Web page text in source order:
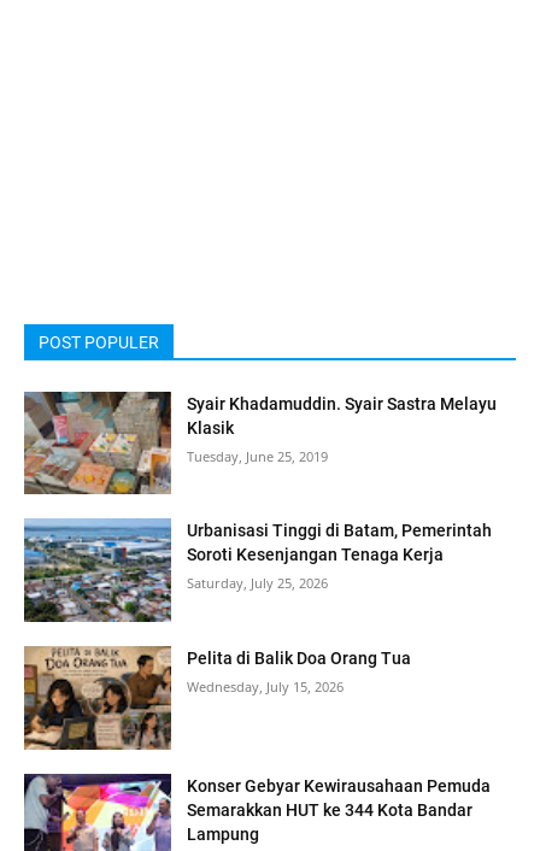
POST POPULER
Syair Khadamuddin. Syair Sastra Melayu
Klasik
Tuesday, June 25, 2019
Urbanisasi Tinggi di Batam, Pemerintah
Soroti Kesenjangan Tenaga Kerja
Saturday, July 25, 2026
Pelita di Balik Doa Orang Tua
Wednesday, July 15, 2026
Konser Gebyar Kewirausahaan Pemuda
Semarakkan HUT ke 344 Kota Bandar
Lampung